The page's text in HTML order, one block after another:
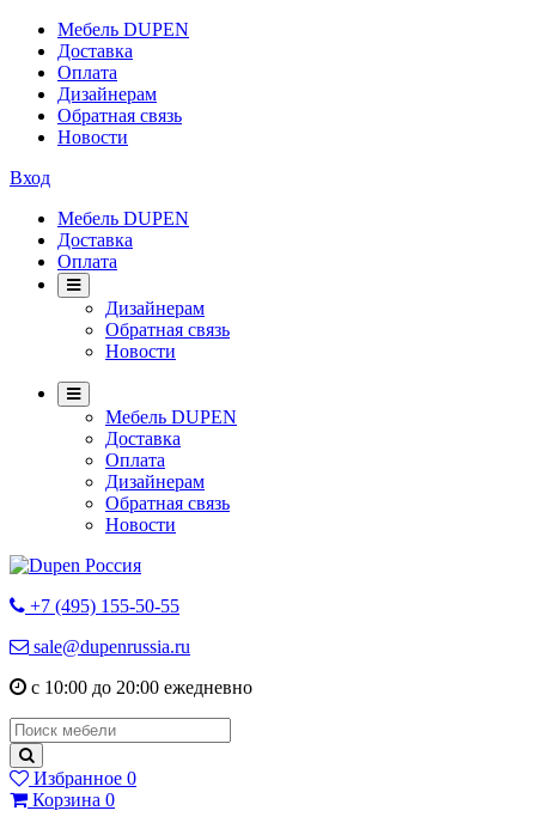
Мебель DUPEN
Доставка
Оплата
Дизайнерам
Обратная связь
Новости
Вход
Мебель DUPEN
Доставка
Оплата
Дизайнерам
Обратная связь
Новости
Мебель DUPEN
Доставка
Оплата
Дизайнерам
Обратная связь
Новости
+7 (495) 155-50-55
sale@dupenrussia.ru
с 10:00 до 20:00 ежедневно
Избранное 0
Корзина 0